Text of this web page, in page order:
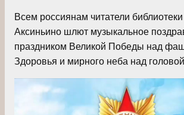
Всем россиянам читатели
Аксиньино шлют музыкальное
праздником Великой Победы над
Здоровья и мирного неба над